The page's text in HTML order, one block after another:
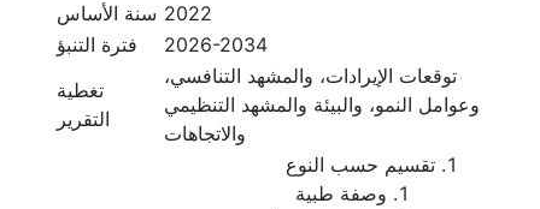
سنة الأساس 2022
فترة التنبؤ
2026-2034
تغطية
التقرير
توقعات الإيرادات، والمشهد التنافسي،
وعوامل النمو، والبيئة والمشهد التنظيمي
والاتجاهات
تقسيم حسب النوع
وصفة طبية